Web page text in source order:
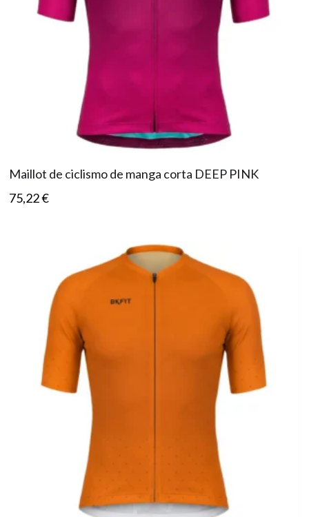
Maillot de ciclismo de manga corta DEEP PINK
75,22€